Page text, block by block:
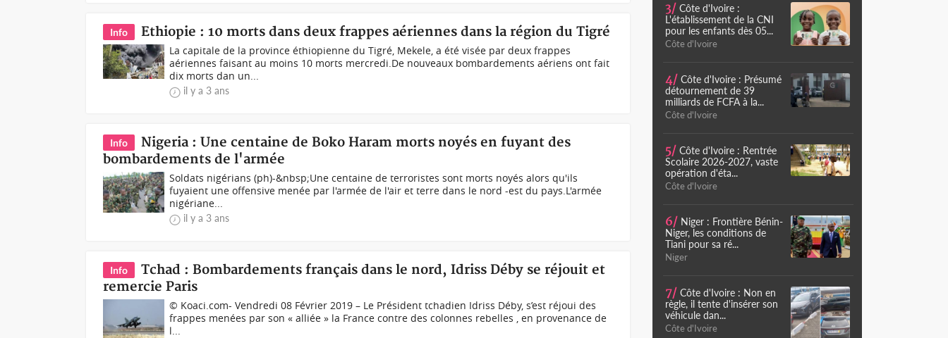
Info Ethiopie : 10 morts dans deux frappes aériennes dans la région du Tigré
La capitale de la province éthiopienne du Tigré, Mekele, a été visée par deux frappes
aériennes faisant au moins 10 morts mercredi.De nouveaux bombardements aériens ont fait
dix morts dan un...
il y a 3 ans
Info
Nigeria : Une centaine de Boko Haram morts noyés en fuyant des
bombardements de l'armée
Soldats nigérians (ph)-&nbsp;Une centaine de terroristes sont morts noyés alors qu'ils
fuyaient une offensive menée par l'armée de l'air et terre dans le nord -est du pays.L'armée
nigériane...
il y a 3 ans
Info
Tchad : Bombardements français dans le nord, Idriss Déby se réjouit et
remercie Paris
© Koaci.com- Vendredi 08 Février 2019 – Le Président tchadien Idriss Déby, s’est réjoui des
frappes menées par son « alliée » la France contre des colonnes rebelles , en provenance de
l...
3/ Côte d'Ivoire :
L'établissement de la CNI
pour les enfants dès 05...
Côte d'Ivoire
4/ Côte d'Ivoire : Présumé
détournement de 39
milliards de FCFA à la...
Côte d'Ivoire
5/ Côte d'Ivoire : Rentrée
Scolaire 2026-2027, vaste
opération d'éta...
Côte d'Ivoire
6/ Niger : Frontière Bénin-
Niger, les conditions de
Tiani pour sa ré...
Niger
7/ Côte d'Ivoire : Non en
règle, il tente d'insérer son
véhicule dan...
Côte d'Ivoire